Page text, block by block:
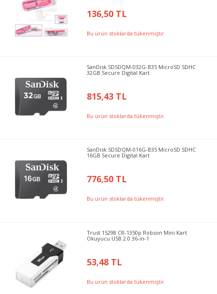
136,50 TL
Bu ürün stoklarda tükenmiştir.
SanDisk SDSDQM-032G-B35 MicroSD SDHC
32GB Secure Digital Kart
815,43 TL
Bu ürün stoklarda tükenmiştir.
SanDisk SDSDQM-016G-B35 MicroSD SDHC
16GB Secure Digital Kart
776,50 TL
Bu ürün stoklarda tükenmiştir.
Trust 15298 CR-1350p Robson Mini Kart
Okuyucu USB 2.0 36-in-1
53,48 TL
Bu ürün stoklarda tükenmiştir.